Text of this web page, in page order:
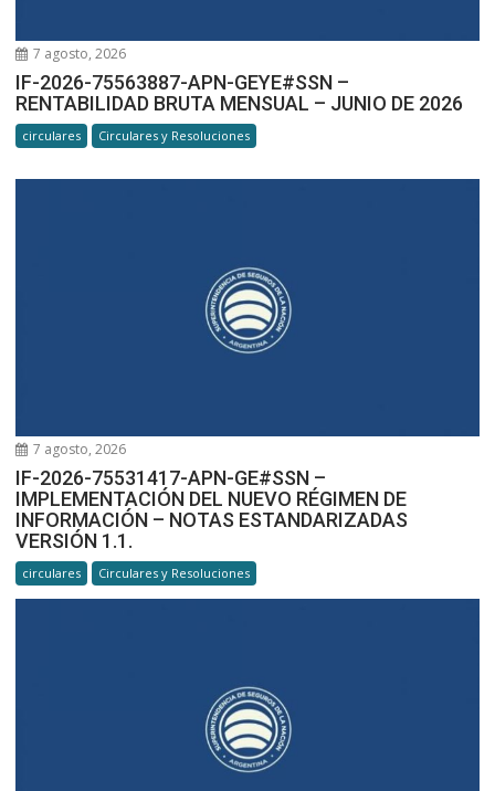
7 agosto, 2026
IF-2026-75563887-APN-GEYE#SSN –
RENTABILIDAD BRUTA MENSUAL – JUNIO DE 2026
circulares Circulares y Resoluciones
7 agosto, 2026
IF-2026-75531417-APN-GE#SSN –
IMPLEMENTACIÓN DEL NUEVO RÉGIMEN DE
INFORMACIÓN – NOTAS ESTANDARIZADAS
VERSIÓN 1.1.
circulares Circulares y Resoluciones